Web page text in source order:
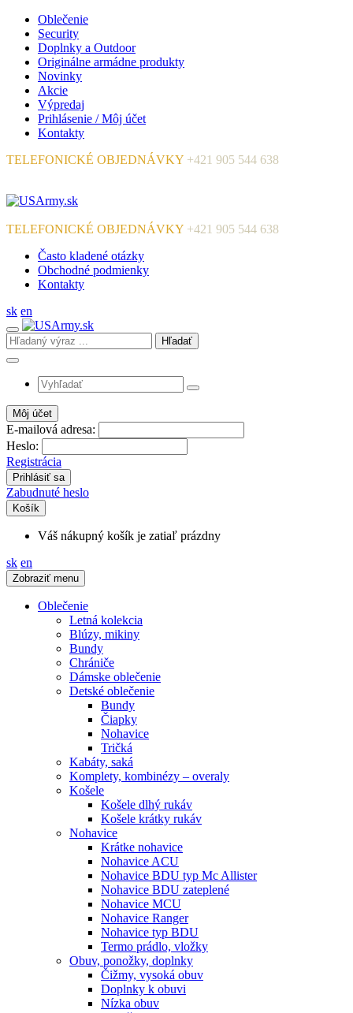
Oblečenie
Security
Doplnky a Outdoor
Originálne armádne produkty
Novinky
Akcie
Výpredaj
Prihlásenie / Môj účet
Kontakty
TELEFONICKÉ OBJEDNÁVKY +421 905 544 638
TELEFONICKÉ OBJEDNÁVKY +421 905 544 638
Často kladené otázky
Obchodné podmienky
Kontakty
sk en
Hľadať
Môj účet
E-mailová adresa:
Heslo:
Registrácia
Zabudnuté heslo
Košík
Váš nákupný košík je zatiaľ prázdny
sk en
Zobraziť menu
Oblečenie
Letná kolekcia
Blúzy, mikiny
Bundy
Chrániče
Dámske oblečenie
Detské oblečenie
Bundy
Čiapky
Nohavice
Tričká
Kabáty, saká
Komplety, kombinézy – overaly
Košele
Košele dlhý rukáv
Košele krátky rukáv
Nohavice
Krátke nohavice
Nohavice ACU
Nohavice BDU typ Mc Allister
Nohavice BDU zateplené
Nohavice MCU
Nohavice Ranger
Nohavice typ BDU
Termo prádlo, vložky
Obuv, ponožky, doplnky
Čižmy, vysoká obuv
Doplnky k obuvi
Nízka obuv